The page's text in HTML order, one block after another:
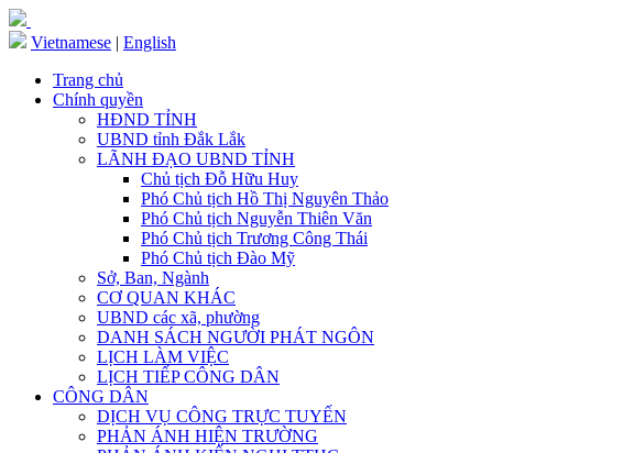
Vietnamese | English
Trang chủ
Chính quyền
HĐND TỈNH
UBND tỉnh Đắk Lắk
LÃNH ĐẠO UBND TỈNH
Chủ tịch Đỗ Hữu Huy
Phó Chủ tịch Hồ Thị Nguyên Thảo
Phó Chủ tịch Nguyễn Thiên Văn
Phó Chủ tịch Trương Công Thái
Phó Chủ tịch Đào Mỹ
Sở, Ban, Ngành
CƠ QUAN KHÁC
UBND các xã, phường
DANH SÁCH NGƯỜI PHÁT NGÔN
LỊCH LÀM VIỆC
LỊCH TIẾP CÔNG DÂN
CÔNG DÂN
DỊCH VỤ CÔNG TRỰC TUYẾN
PHẢN ÁNH HIỆN TRƯỜNG